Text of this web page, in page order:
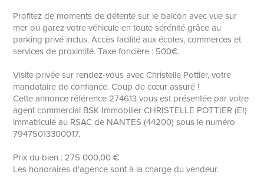
Profitez de moments de détente sur le balcon avec vue sur
mer ou garez votre véhicule en toute sérénité grâce au
parking privé inclus. Accès facilité aux écoles, commerces et
services de proximité. Taxe foncière : 500€.
Visite privée sur rendez-vous avec Christelle Pottier, votre
mandataire de confiance. Coup de cœur assuré !
Cette annonce référence 274613 vous est présentée par votre
agent commercial BSK Immobilier CHRISTELLE POTTIER (EI)
immatriculé au RSAC de NANTES (44200) sous le numéro
79475013300017.
Prix du bien : 275 000,00 €
Les honoraires d'agence sont à la charge du vendeur.